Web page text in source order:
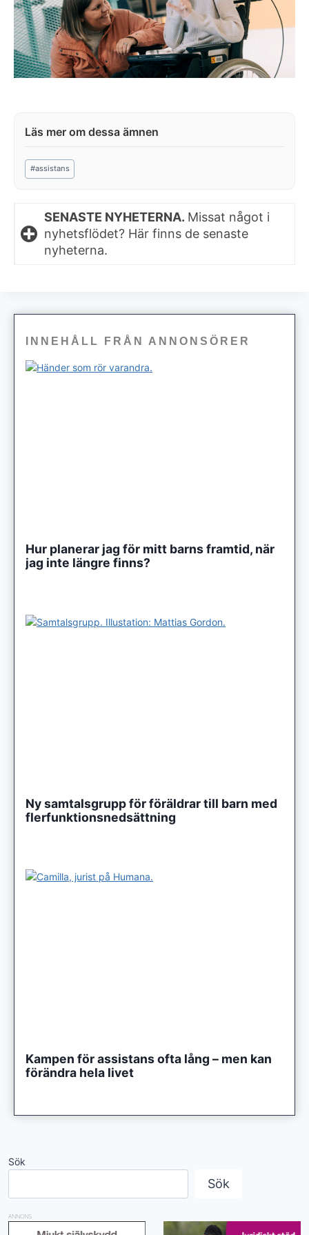
Post
Tags:
#assistans
SENASTE NYHETERNA. Missat något i
nyhetsflödet? Här finns de senaste
nyheterna.
INNEHÅLL FRÅN ANNONSÖRER
Hur planerar jag för mitt barns framtid, när
jag inte längre finns?
Ny samtalsgrupp för föräldrar till barn med
flerfunktionsnedsättning
Kampen för assistans ofta lång – men kan
förändra hela livet
Sök
Sök
ANNONS